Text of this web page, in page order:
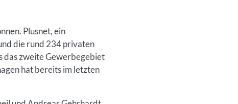
Plusnet, ein
die rund 234 privaten
das zweite Gewerbegebiet
hat bereits im letzten